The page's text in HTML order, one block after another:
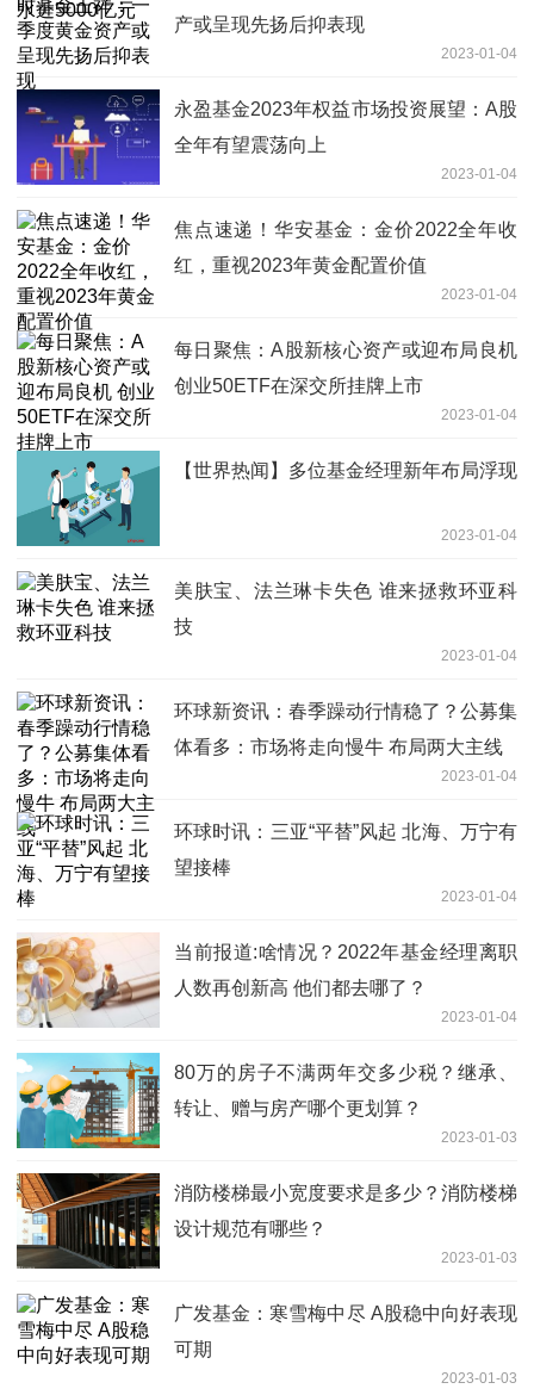
产或呈现先扬后抑表现
2023-01-04
永盈基金2023年权益市场投资展望：A股
全年有望震荡向上
2023-01-04
焦点速递！华安基金：金价2022全年收
红，重视2023年黄金配置价值
2023-01-04
每日聚焦：A股新核心资产或迎布局良机
创业50ETF在深交所挂牌上市
2023-01-04
【世界热闻】多位基金经理新年布局浮现
2023-01-04
美肤宝、法兰琳卡失色 谁来拯救环亚科
技
2023-01-04
环球新资讯：春季躁动行情稳了？公募集
体看多：市场将走向慢牛 布局两大主线
2023-01-04
环球时讯：三亚“平替”风起 北海、万宁有
望接棒
2023-01-04
当前报道:啥情况？2022年基金经理离职
人数再创新高 他们都去哪了？
2023-01-04
80万的房子不满两年交多少税？继承、
转让、赠与房产哪个更划算？
2023-01-03
消防楼梯最小宽度要求是多少？消防楼梯
设计规范有哪些？
2023-01-03
广发基金：寒雪梅中尽 A股稳中向好表现
可期
2023-01-03